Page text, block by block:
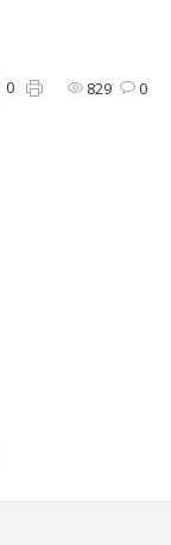
829 0
0